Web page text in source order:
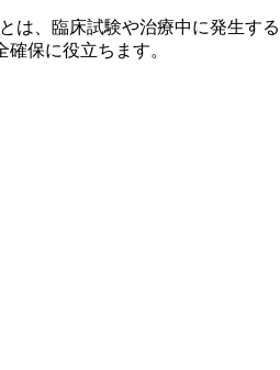
とは、臨床試験や治療中に発
保に役立ちます。